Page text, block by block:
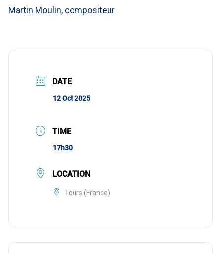
Martin Moulin, compositeur
DATE
12 Oct 2025
TIME
17h30
LOCATION
Tours (France)